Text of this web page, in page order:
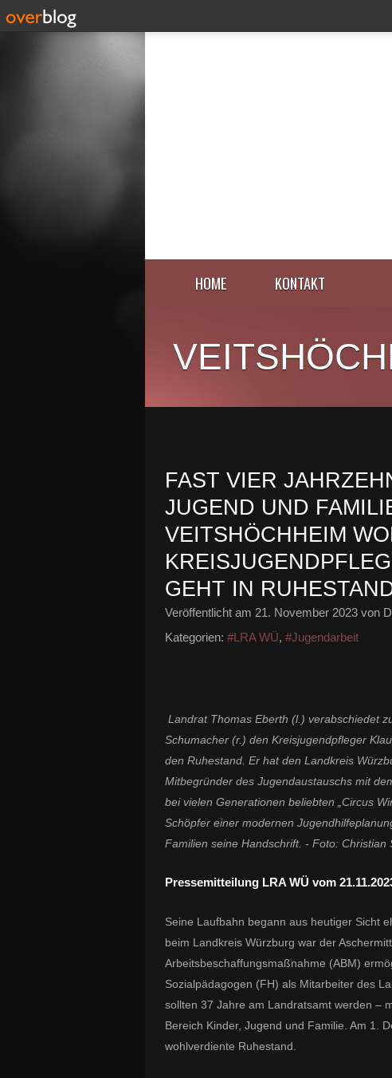
HOME KONTAKT
FAST VIER
JUGEND UND
VEITSHÖCHHEIM
GEHT IN
Veröffentlicht am 21. November 2023 von
Kategorien: #LRA WÜ, #Jugendarbeit
Landrat Thomas Eberth (l.) verabschiedet
Schumacher (r.) den Kreisjugendpfleger
den Ruhestand. Er hat den Landkreis
Mitbegründer des Jugendaustauschs mit
bei vielen Generationen beliebten „Circus
Schöpfer einer modernen
Familien seine Handschrift. - Foto: Christian
Pressemitteilung LRA WÜ vom
Seine Laufbahn begann aus heutiger Sicht
beim Landkreis Würzburg war der
Arbeitsbeschaffungsmaßnahme (ABM)
Sozialpädagogen (FH) als Mitarbeiter des
sollten 37 Jahre am Landratsamt werden –
Bereich Kinder, Jugend und Familie. Am 1.
wohlverdiente Ruhestand.